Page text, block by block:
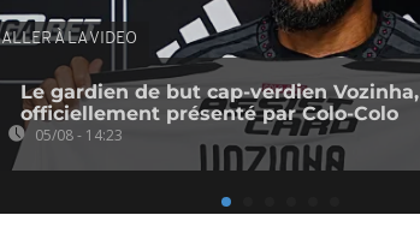
ALLER À LA VIDEO
Le gardien de but cap-verdien Vozinha,
officiellement présenté par Colo-Colo
05/08 - 14:23